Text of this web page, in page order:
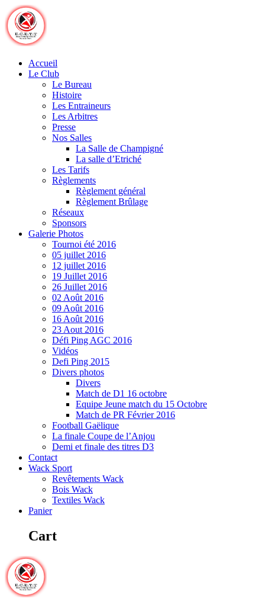
Skip
to
content
Accueil
Le Club
Le Bureau
Histoire
Les Entraineurs
Les Arbitres
Presse
Nos Salles
La Salle de Champigné
La salle d’Etriché
Les Tarifs
Règlements
Règlement général
Règlement Brûlage
Réseaux
Sponsors
Galerie Photos
Tournoi été 2016
05 juillet 2016
12 juillet 2016
19 Juillet 2016
26 Juillet 2016
02 Août 2016
09 Août 2016
16 Août 2016
23 Aout 2016
Défi Ping AGC 2016
Vidéos
Defi Ping 2015
Divers photos
Divers
Match de D1 16 octobre
Equipe Jeune match du 15 Octobre
Match de PR Février 2016
Football Gaëlique
La finale Coupe de l’Anjou
Demi et finale des titres D3
Contact
Wack Sport
Revêtements Wack
Bois Wack
Textiles Wack
Panier
Cart